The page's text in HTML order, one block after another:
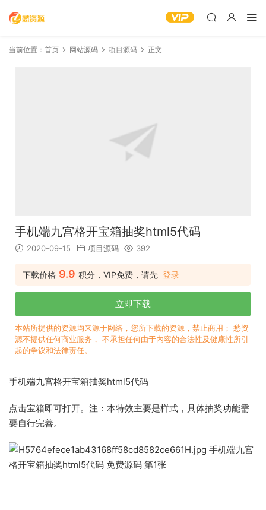
当前位置： 首页 网站源码 项目源码 正文
手机端九宫格开宝箱抽奖html5代码
2020-09-15 项目源码 392
下载价格 9.9 积分，VIP免费，请先 登录
立即下载
本站所提供的资源均来源于网络，您所下载的资源，禁止商用； 愁资
源不提供任何商业服务， 不承担任何由于内容的合法性及健康性所引
起的争议和法律责任。
手机端九宫格开宝箱抽奖html5代码
点击宝箱即可打开。注：本特效主要是样式，具体抽奖功能需
要自行完善。